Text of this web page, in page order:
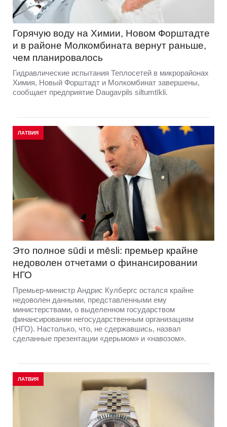
Горячую воду на Химии, Новом Форштадте
и в районе Молкомбината вернут раньше,
чем планировалось
Гидравлические испытания Теплосетей в микрорайонах
Химия, Новый Форштадт и Молкомбинат завершены,
сообщает предприятие Daugavpils siltumtīkli.
ЛАТВИЯ
Это полное sūdi и mēsli: премьер крайне
недоволен отчетами о финансировании
НГО
Премьер-министр Андрис Кулбергс остался крайне
недоволен данными, представленными ему
министерствами, о выделенном государством
финансировании негосударственным организациям
(НГО). Настолько, что, не сдержавшись, назвал
сделанные презентации «дерьмом» и «навозом».
ЛАТВИЯ